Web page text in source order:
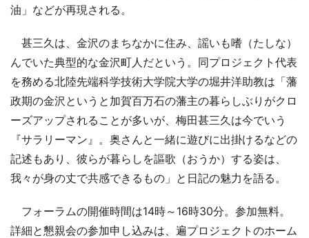
油」などが再現される。
甚三久は、金沢のまちなかに住み、謡いも嗜（たしな）
んでいた典型的な金沢町人だという。同プロジェクト代表
を務める北陸先端科学技術大学院大学の堀井洋助教は「藩
政期の金沢というと加賀百万石の藩主の暮らしぶりがクロ
ーズアップされることが多いが、梅田甚三久は今でいう
『サラリーマン』。奥さんと一緒に遊びに出掛けるなどの
記述もあり、彼らが暮らしを謳歌（おうか）する姿は、
我々が身の丈で共感できるもの」と日記の魅力を語る。
フォーラムの開催時間は14時～16時30分。参加無料。
詳細と懇親会の参加申し込みは、遍プロジェクトのホーム